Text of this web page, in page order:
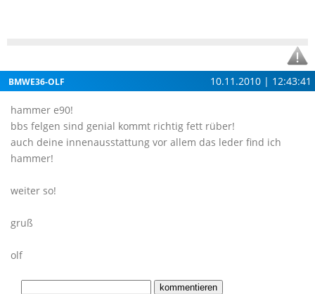
BMWE36-OLF 10.11.2010 | 12:43:41
hammer e90!
bbs felgen sind genial kommt richtig fett rüber!
auch deine innenausstattung vor allem das leder find ich
hammer!
weiter so!
gruß
olf